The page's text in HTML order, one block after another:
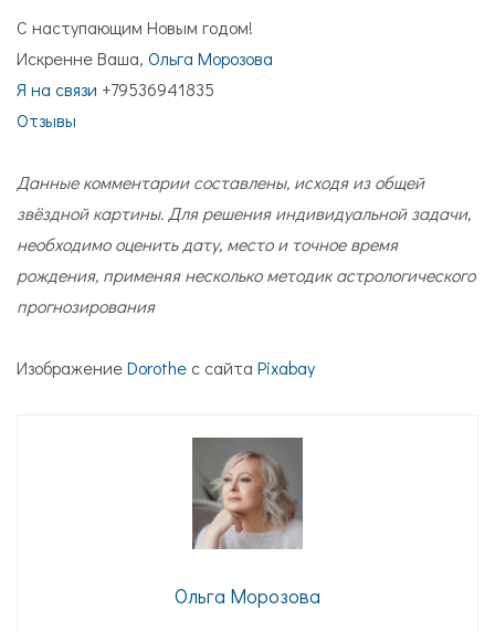
С наступающим Новым годом!
Искренне Ваша, Ольга Морозова
Я на связи +79536941835
Отзывы
Данные комментарии составлены, исходя из общей
звёздной картины. Для решения индивидуальной задачи,
необходимо оценить дату, место и точное время
рождения, применяя несколько методик астрологического
прогнозирования
ИзображениеDorothe с сайта Pixabay
Ольга Морозова